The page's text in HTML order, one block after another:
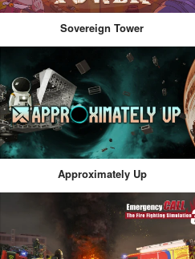
Sovereign Tower
Approximately Up